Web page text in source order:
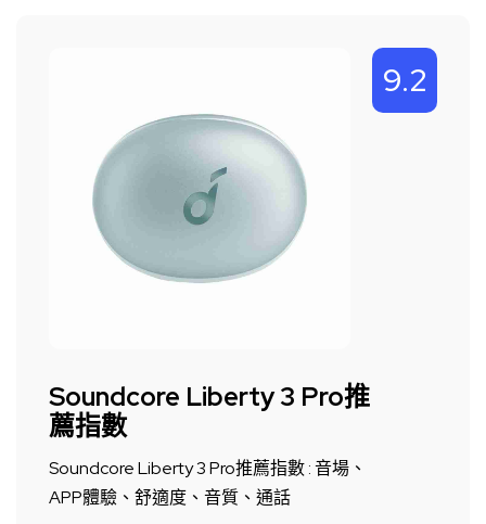
Soundcore Liberty 3 Pro推
薦指數
Soundcore Liberty 3 Pro推薦指數 : 音場、
APP體驗、舒適度、音質、通話
9.2